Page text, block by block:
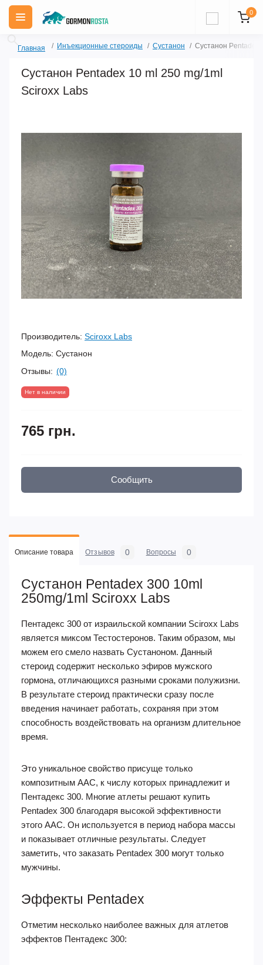
0
Главная Инъекционные стероиды Сустанон Сустанон Pentadex
Сустанон Pentadex 10 ml 250 mg/1ml
Sciroxx Labs
Производитель: Sciroxx Labs
Модель: Сустанон
Отзывы: (0)
Нет в наличии
765 грн.
Сообщить
Описание товара Отзывов 0 Вопросы 0
Сустанон Pentadex 300 10ml
250mg/1ml Sciroxx Labs
Пентадекс 300 от израильской компании Sciroxx Labs
является миксом Тестостеронов. Таким образом, мы
можем его смело назвать Сустаноном. Данный
стероид содержит несколько эфиров мужского
гормона, отличающихся разными сроками полужизни.
В результате стероид практически сразу после
введения начинает работать, сохраняя при этом
способность воздействовать на организм длительное
время.
Это уникальное свойство присуще только
композитным ААС, к числу которых принадлежит и
Пентадекс 300. Многие атлеты решают купить
Pentadex 300 благодаря высокой эффективности
этого ААС. Он используется в период набора массы
и показывает отличные результаты. Следует
заметить, что заказать Pentadex 300 могут только
мужчины.
Эффекты Pentadex
Отметим несколько наиболее важных для атлетов
эффектов Пентадекс 300: